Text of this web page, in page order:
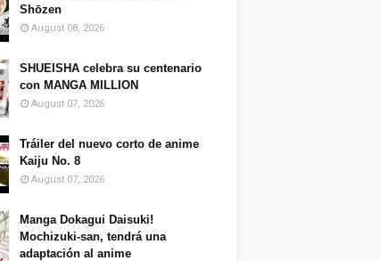
Shōzen
August 08, 2026
SHUEISHA celebra su centenario
con MANGA MILLION
August 07, 2026
Tráiler del nuevo corto de anime
Kaiju No. 8
August 07, 2026
Manga Dokagui Daisuki!
Mochizuki-san, tendrá una
adaptación al anime